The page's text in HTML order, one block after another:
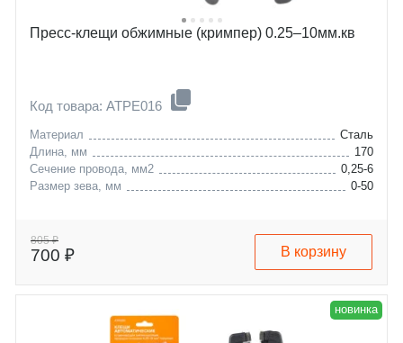
Пресс-клещи обжимные (кримпер) 0.25–10мм.кв
Код товара: ATPE016
Материал
Сталь
Длина, мм
170
Сечение провода, мм2
0,25-6
Размер зева, мм
0-50
805 ₽
700 ₽ В корзину
новинка